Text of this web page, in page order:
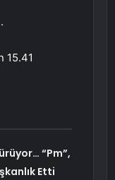
15.41
“Pm”,
Etti